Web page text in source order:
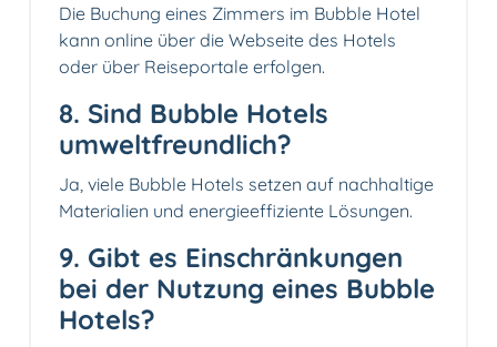
Die Buchung eines Zimmers im Bubble Hotel
kann online über die Webseite des Hotels
oder über Reiseportale erfolgen.
8. Sind Bubble Hotels
umweltfreundlich?
Ja, viele Bubble Hotels setzen auf nachhaltige
Materialien und energieeffiziente Lösungen.
9. Gibt es Einschränkungen
bei der Nutzung eines Bubble
Hotels?